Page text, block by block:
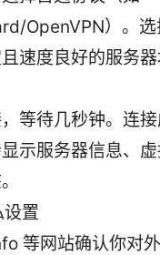
OpenVPN）。选
速度良好的服务器
等待几秒钟。连
示服务器信息、
置
等网站确认你对